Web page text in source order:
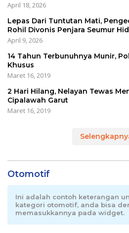
April 18, 2026
Lepas Dari Tuntutan Mati,
Rohil Divonis Penjara Seumur
April 9, 2026
14 Tahun Terbunuhnya Munir,
Khusus
Maret 16, 2019
2 Hari Hilang, Nelayan Tewas
Cipalawah Garut
Maret 16, 2019
Otomotif
Ini adalah contoh keterangan
kategori otomotif, anda bisa
memasukkannya pada widget.